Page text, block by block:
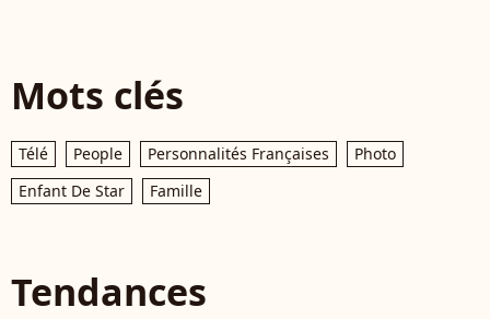
Mots clés
Télé People Personnalités Françaises
Photo
Enfant De Star
Famille
Tendances